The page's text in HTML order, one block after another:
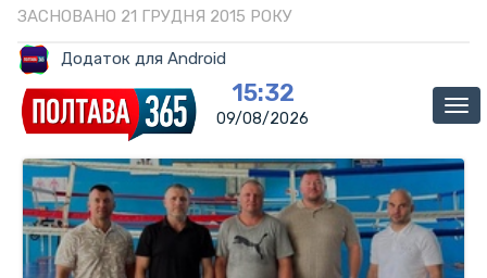
ЗАСНОВАНО 21 ГРУДНЯ 2015 РОКУ
Додаток для Android
15:32
09/08/2026